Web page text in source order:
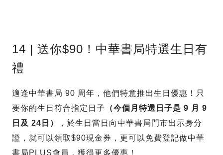
14 | 送你$90！中華書局特選生日有
禮
適逢中華書局 90 周年，他們特意推出生日優惠！只
要你的生日符合指定日子
（今個月特選日子是 9 月 9
日及 24日）
，於生日當日向中華書局門市出示身分
證，就可以領取$90現金券，更可以免費登記做中華
書局PLUS會員，獲得更多優惠！